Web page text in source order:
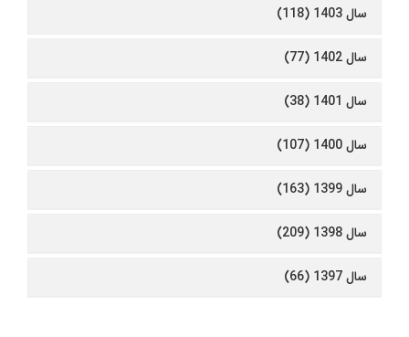
سال 1403 (118)
سال 1402 (77)
سال 1401 (38)
سال 1400 (107)
سال 1399 (163)
سال 1398 (209)
سال 1397 (66)